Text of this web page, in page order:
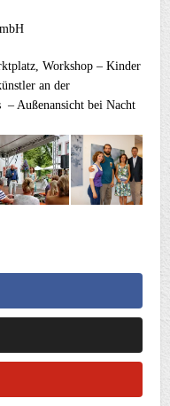
Workshop – Kinder
an der
– Außenansicht bei Nacht